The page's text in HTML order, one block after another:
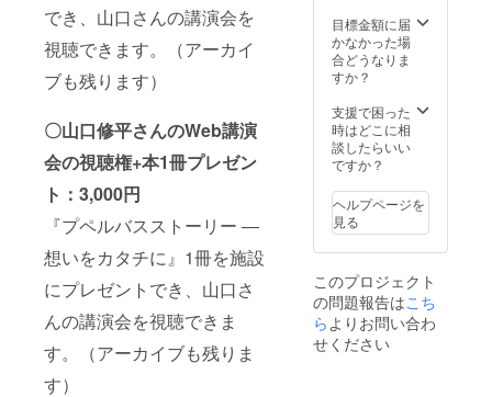
でき、山口さんの講演会を
視聴できます。（アーカイ
ブも残ります）
〇山口修平さんのWeb講演
会の視聴権+本1冊プレゼン
ト：3,000円
『プペルバスストーリー ―
想いをカタチに』1冊を施設
にプレゼントでき、山口さ
んの講演会を視聴できま
す。（アーカイブも残りま
す）
般社団
法人
Smile
nment
』を立
ち上げ
梓。
『美し
い刑務
本出版
社）
も。 テ
レビ
ル、ラ
夜便、
おはよ
うパー
ソナリ
ティ道
上洋三
です、
『空が
青いか
ら白を
す 奈
良少年
刑務
所』
文庫）
と、続
編『世
界は
美しく
なる
奈良少
年刑務
2002年
4月に、
大阪府
吹田市
しまし
た。
テーマ
は「本
ある
本」。
現地か
ら地域
ちと一
緒に
作った
本、対
象とす
目標金額に届
かなかった場
合どうなりま
すか？
支援で困った
時はどこに相
談したらいい
ですか？
ヘルプページを
見る
このプロジェクト
の問題報告はこち
らよりお問い合わ
せください